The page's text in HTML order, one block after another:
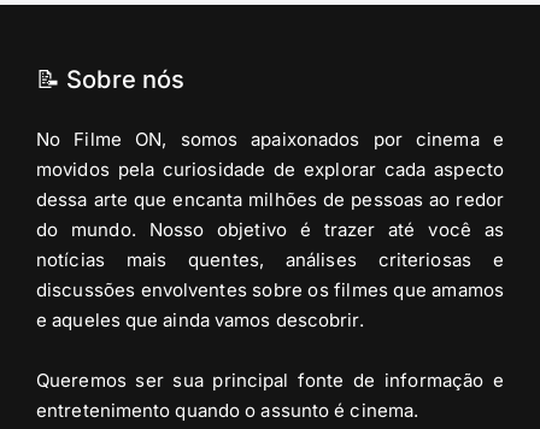
📝 Sobre nós
No Filme ON, somos apaixonados por cinema e
movidos pela curiosidade de explorar cada aspecto
dessa arte que encanta milhões de pessoas ao redor
do mundo. Nosso objetivo é trazer até você as
notícias mais quentes, análises criteriosas e
discussões envolventes sobre os filmes que amamos
e aqueles que ainda vamos descobrir.
Queremos ser sua principal fonte de informação e
entretenimento quando o assunto é cinema.